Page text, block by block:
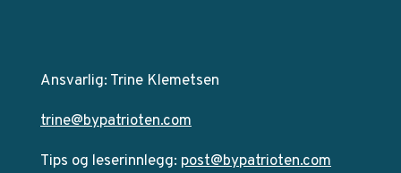
Ansvarlig: Trine Klemetsen
trine@bypatrioten.com
Tips og leserinnlegg: post@bypatrioten.com